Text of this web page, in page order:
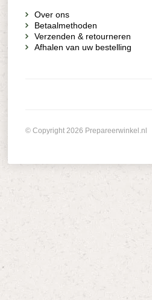
Over ons
Betaalmethoden
Verzenden & retourneren
Afhalen van uw bestelling
© Copyright 2026 Prepareerwinkel.nl